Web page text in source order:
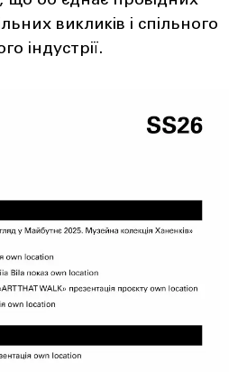
викликів і спільного
індустрії.